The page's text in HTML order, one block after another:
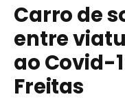
Carro de
entre
ao Covid-
Freitas